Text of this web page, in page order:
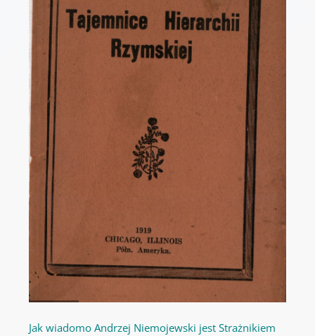
Jak wiadomo Andrzej Niemojewski jest Strażnikiem